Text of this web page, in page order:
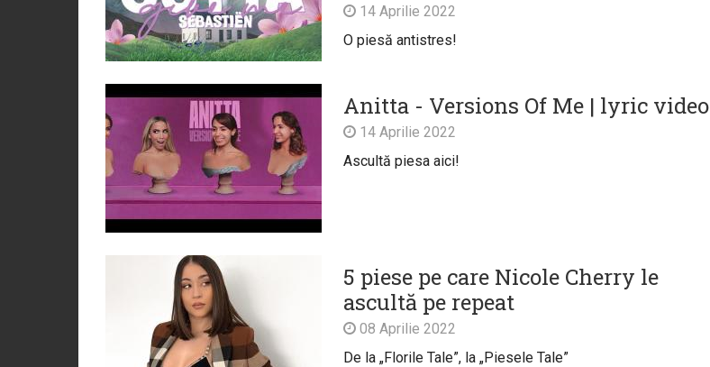
14 Aprilie 2022
O piesă antistres!
Anitta - Versions Of Me | lyric video
14 Aprilie 2022
Ascultă piesa aici!
5 piese pe care Nicole Cherry le
ascultă pe repeat
08 Aprilie 2022
De la „Florile Tale”, la „Piesele Tale”